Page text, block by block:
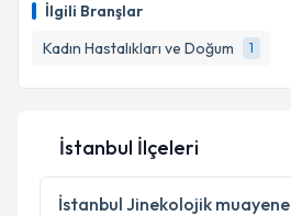
İlgili Branşlar
Kadın Hastalıkları ve Doğum
1
İstanbul İlçeleri
İstanbul Jinekolojik muayene